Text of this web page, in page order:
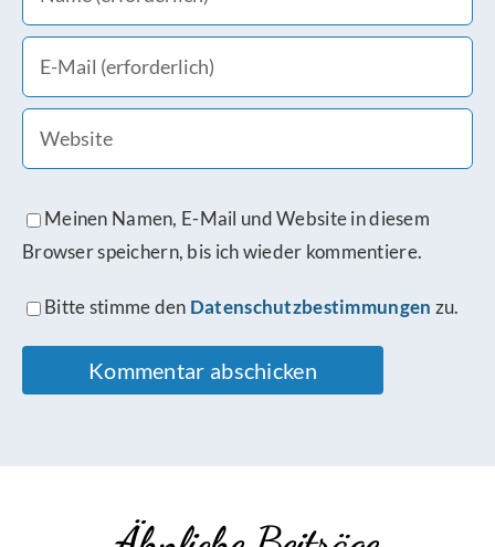
Meinen Namen, E-Mail und Website in diesem
Browser speichern, bis ich wieder kommentiere.
Bitte stimme den Datenschutzbestimmungen zu.